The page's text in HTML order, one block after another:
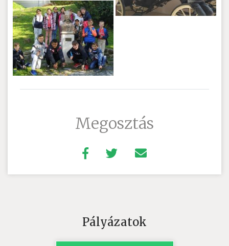
Megosztás
Pályázatok